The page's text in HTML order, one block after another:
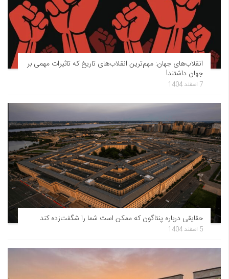
انقلاب‌های جهان: مهم‌ترین انقلاب‌های تاریخ که تاثیرات مهمی بر
جهان داشتند!
7 اسفند 1404
حقایقی درباره پنتاگون که ممکن است شما را شگفت‌زده کند
5 اسفند 1404